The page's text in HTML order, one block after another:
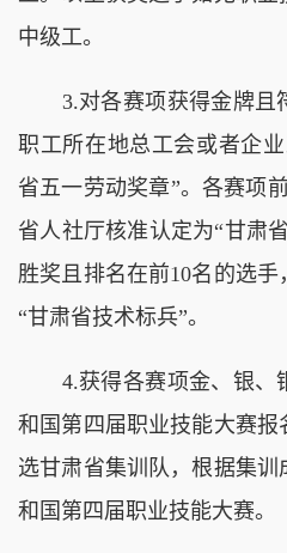
中级工。
3.对各赛项获得金牌且
职工所在地总工会或者企
省五一劳动奖章”。各赛项
省人社厅核准认定为“甘肃
胜奖且排名在前10名的选
“甘肃省技术标兵”。
4.获得各赛项金、银、
和国第四届职业技能大赛
选甘肃省集训队，根据集
和国第四届职业技能大赛。